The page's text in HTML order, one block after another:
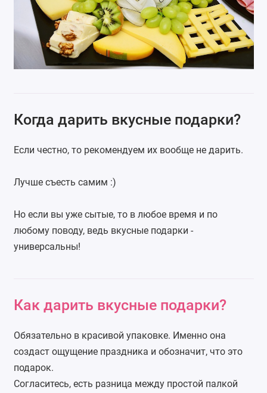
Когда дарить вкусные подарки?
Если честно, то рекомендуем их вообще не дарить.
Лучше съесть самим :)
Но если вы уже сытые, то в любое время и по
любому поводу, ведь вкусные подарки -
универсальны!
Как дарить вкусные подарки?
Обязательно в красивой упаковке. Именно она
создаст ощущение праздника и обозначит, что это
подарок.
Согласитесь, есть разница между простой палкой